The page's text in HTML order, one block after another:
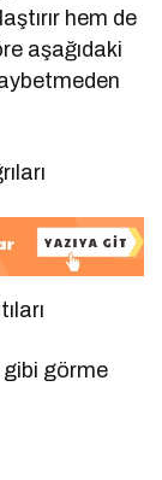
hem de
aşağıdaki
gibi görme